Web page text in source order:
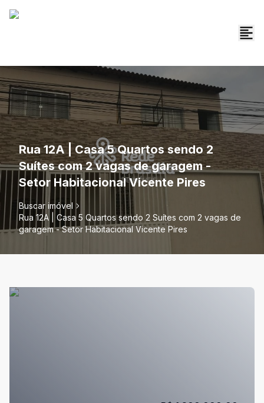
Rua 12A | Casa 5 Quartos sendo 2
Suítes com 2 vagas de garagem -
Setor Habitacional Vicente Pires
Buscar imóvel
Rua 12A | Casa 5 Quartos sendo 2 Suítes com 2 vagas de
garagem - Setor Habitacional Vicente Pires